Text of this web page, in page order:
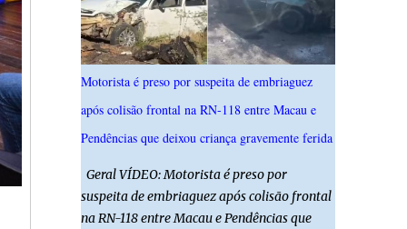
Motorista é preso por suspeita de embriaguez
após colisão frontal na RN-118 entre Macau e
Pendências que deixou criança gravemente ferida
Geral VÍDEO: Motorista é preso por
suspeita de embriaguez após colisão frontal
na RN-118 entre Macau e Pendências que